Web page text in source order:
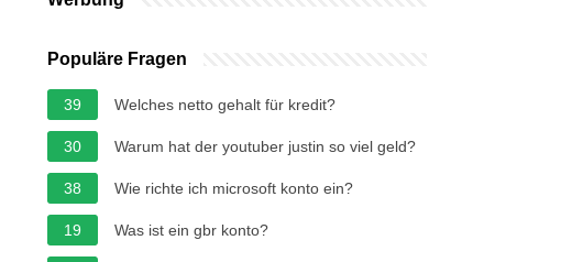
Populäre Fragen
39 Welches netto gehalt für kredit?
30 Warum hat der youtuber justin so viel geld?
38 Wie richte ich microsoft konto ein?
19 Was ist ein gbr konto?